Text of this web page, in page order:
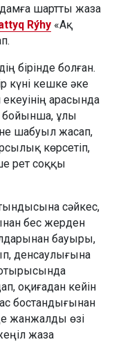
шартты жаза
Rýhy «Ақ
бірінде болған.
күні кешке әке
арасында
бойынша, ұлы
шабуыл жасап,
көрсетіп,
рет соққы
сәйкес,
бес жерден
бауыры,
денсаулығына
отырысында
оқиғадан кейін
бостандығынан
жанжалды өзі
жаза